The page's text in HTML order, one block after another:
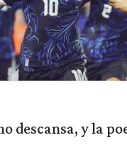
descansa, y la